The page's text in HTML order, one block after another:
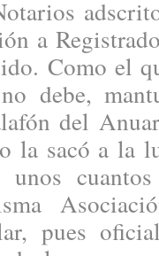
a
Como el
debe,
del
la sacó a la
unos
pues